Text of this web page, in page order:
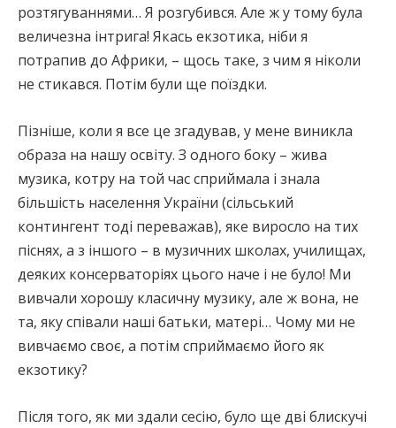
розтягуваннями… Я розгубився. Але ж у тому була
величезна інтрига! Якась екзотика, ніби я
потрапив до Африки, – щось таке, з чим я ніколи
не стикався. Потім були ще поїздки.
Пізніше, коли я все це згадував, у мене виникла
образа на нашу освіту. З одного боку – жива
музика, котру на той час сприймала і знала
більшість населення України (сільський
контингент тоді переважав), яке виросло на тих
піснях, а з іншого – в музичних школах, училищах,
деяких консерваторіях цього наче і не було! Ми
вивчали хорошу класичну музику, але ж вона, не
та, яку співали наші батьки, матері… Чому ми не
вивчаємо своє, а потім сприймаємо його як
екзотику?
Після того, як ми здали сесію, було ще дві блискучі